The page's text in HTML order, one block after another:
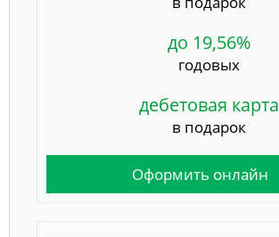
до 19,56%
годовых
дебетовая карта
в подарок
Оформить онлайн